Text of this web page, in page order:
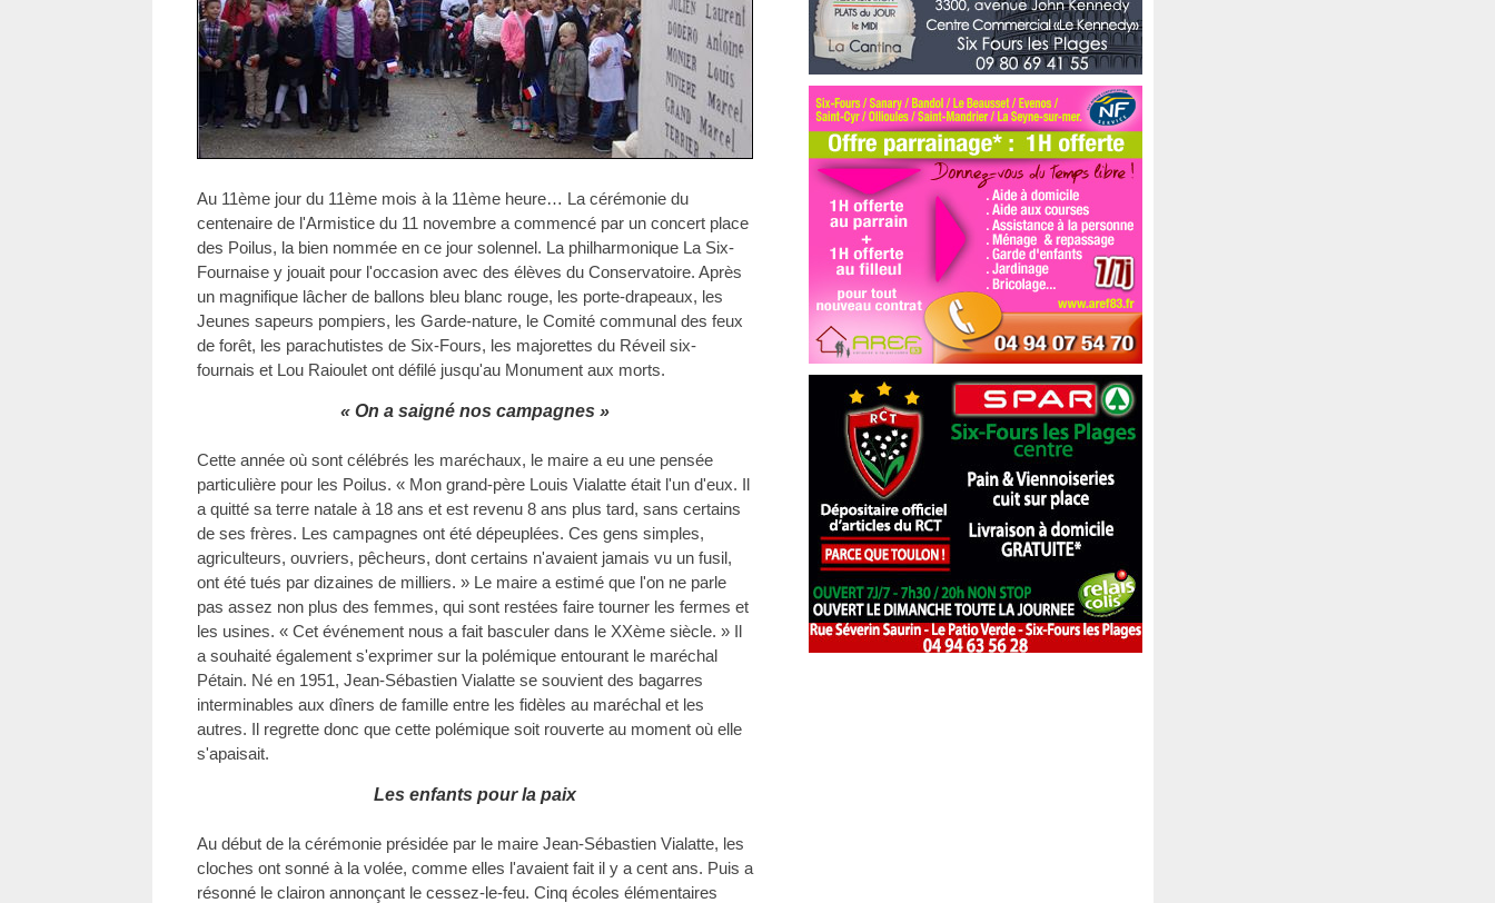
Au 11ème jour du 11ème mois à la 11ème heure… La cérémonie du
centenaire de l'Armistice du 11 novembre a commencé par un concert place
des Poilus, la bien nommée en ce jour solennel. La philharmonique La Six-
Fournaise y jouait pour l'occasion avec des élèves du Conservatoire. Après
un magnifique lâcher de ballons bleu blanc rouge, les porte-drapeaux, les
Jeunes sapeurs pompiers, les Garde-nature, le Comité communal des feux
de forêt, les parachutistes de Six-Fours, les majorettes du Réveil six-
fournais et Lou Raioulet ont défilé jusqu'au Monument aux morts.
« On a saigné nos campagnes »
Cette année où sont célébrés les maréchaux, le maire a eu une pensée
particulière pour les Poilus. « Mon grand-père Louis Vialatte était l'un d'eux. Il
a quitté sa terre natale à 18 ans et est revenu 8 ans plus tard, sans certains
de ses frères. Les campagnes ont été dépeuplées. Ces gens simples,
agriculteurs, ouvriers, pêcheurs, dont certains n'avaient jamais vu un fusil,
ont été tués par dizaines de milliers. » Le maire a estimé que l'on ne parle
pas assez non plus des femmes, qui sont restées faire tourner les fermes et
les usines. « Cet événement nous a fait basculer dans le XXème siècle. » Il
a souhaité également s'exprimer sur la polémique entourant le maréchal
Pétain. Né en 1951, Jean-Sébastien Vialatte se souvient des bagarres
interminables aux dîners de famille entre les fidèles au maréchal et les
autres. Il regrette donc que cette polémique soit rouverte au moment où elle
s'apaisait.
Les enfants pour la paix
Au début de la cérémonie présidée par le maire Jean-Sébastien Vialatte, les
cloches ont sonné à la volée, comme elles l'avaient fait il y a cent ans. Puis a
résonné le clairon annonçant le cessez-le-feu. Cinq écoles élémentaires